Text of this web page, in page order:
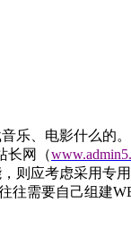
乐、电影什么的。
长网（
则应考虑采用专
往需要自己组建